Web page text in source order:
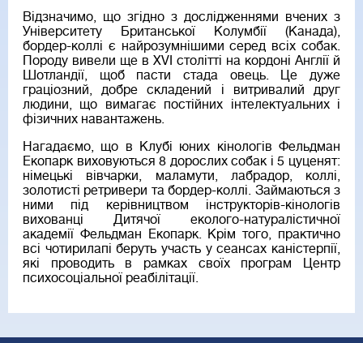
Відзначимо, що згідно з дослідженнями вчених з
Університету Британської Колумбії (Канада),
бордер-коллі є найрозумнішими серед всіх собак.
Породу вивели ще в XVI столітті на кордоні Англії й
Шотландії, щоб пасти стада овець. Це дуже
граціозний, добре складений і витривалий друг
людини, що вимагає постійних інтелектуальних і
фізичних навантажень.
Нагадаємо, що в Клубі юних кінологів Фельдман
Екопарк виховуються 8 дорослих собак і 5 цуценят:
німецькі вівчарки, маламути, лабрадор, коллі,
золотисті ретривери та бордер-коллі. Займаються з
ними під керівництвом інструкторів-кінологів
вихованці Дитячої еколого-натуралістичної
академії Фельдман Екопарк. Крім того, практично
всі чотирилапі беруть участь у сеансах каністерпії,
які проводить в рамках своїх програм Центр
психосоціальної реабілітації.